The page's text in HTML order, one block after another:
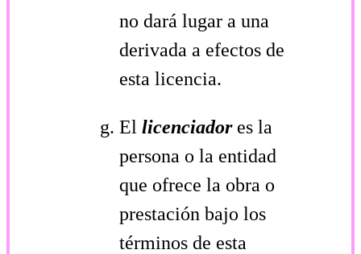
no dará lugar a una
derivada a efectos de
esta licencia.
El licenciador es la
persona o la entidad
que ofrece la obra o
prestación bajo los
términos de esta